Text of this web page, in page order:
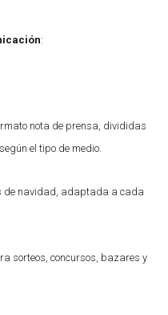
:
nota de prensa, divididas
el tipo de medio.
de navidad, adaptada a cada
sorteos, concursos, bazares y